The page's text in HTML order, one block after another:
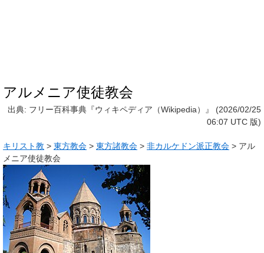
アルメニア使徒教会
出典: フリー百科事典『ウィキペディア（Wikipedia）』 (2026/02/25
06:07 UTC 版)
キリスト教 > 東方教会 > 東方諸教会 > 非カルケドン派正教会 > アル
メニア使徒教会